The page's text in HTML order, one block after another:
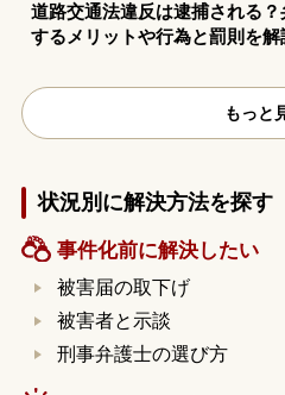
道路交通法違反は逮捕される
するメリットや行為と罰則を解
もっと
状況別に解決方法を探す
事件化前に解決したい
被害届の取下げ
被害者と示談
刑事弁護士の選び方